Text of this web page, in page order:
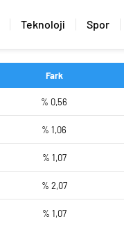
Teknoloji Spor
Fark
% 0,56
% 1,06
% 1,07
% 2,07
% 1,07